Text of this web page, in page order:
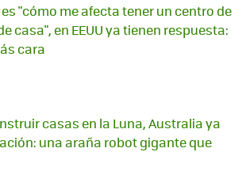
"cómo me afecta tener un centro de
casa", en EEUU ya tienen respuesta:
cara
casas en la Luna, Australia ya
una araña robot gigante que